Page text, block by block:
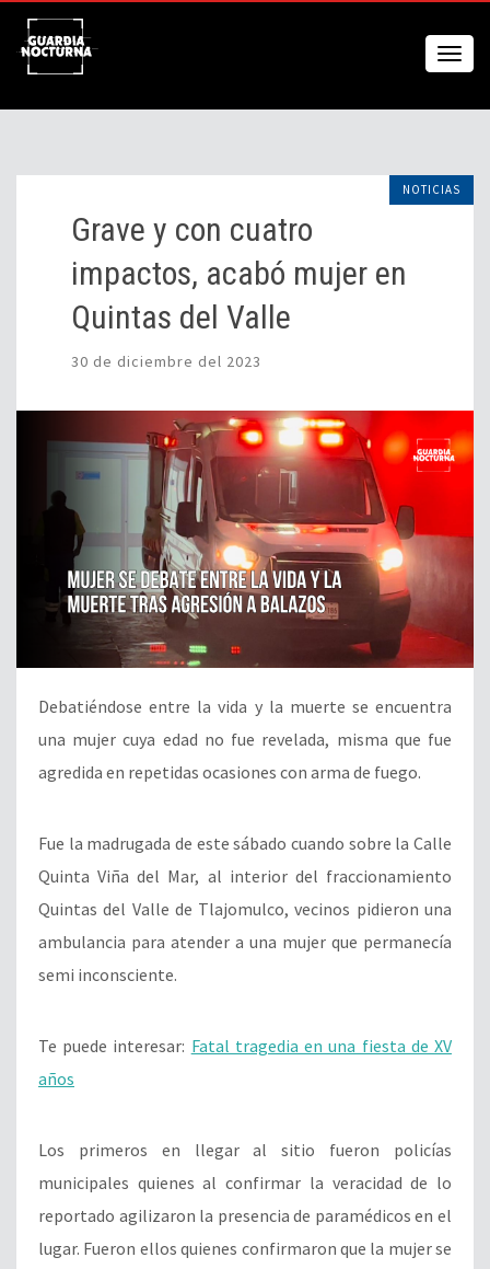
NOTICIAS
Grave y con cuatro
impactos, acabó mujer en
Quintas del Valle
30 de diciembre del 2023
Debatiéndose entre la vida y la muerte se encuentra
una mujer cuya edad no fue revelada, misma que fue
agredida en repetidas ocasiones con arma de fuego.
Fue la madrugada de este sábado cuando sobre la Calle
Quinta Viña del Mar, al interior del fraccionamiento
Quintas del Valle de Tlajomulco, vecinos pidieron una
ambulancia para atender a una mujer que permanecía
semi inconsciente.
Te puede interesar: Fatal tragedia en una fiesta de XV
años
Los primeros en llegar al sitio fueron policías
municipales quienes al confirmar la veracidad de lo
reportado agilizaron la presencia de paramédicos en el
lugar. Fueron ellos quienes confirmaron que la mujer se